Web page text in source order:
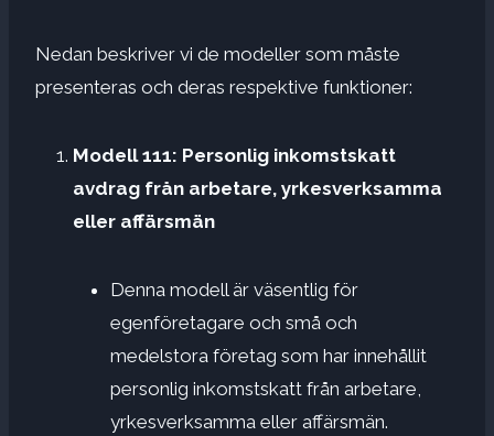
Nedan beskriver vi de modeller som måste
presenteras och deras respektive funktioner:
Modell 111: Personlig inkomstskatt
avdrag från arbetare, yrkesverksamma
eller affärsmän
Denna modell är väsentlig för
egenföretagare och små och
medelstora företag som har innehållit
personlig inkomstskatt från arbetare,
yrkesverksamma eller affärsmän.